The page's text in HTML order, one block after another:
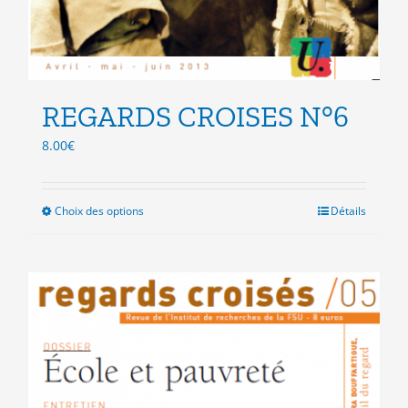
REGARDS CROISES N°6
8.00€
Choix des optionsCe
variations.
Les
être
choisies
Détails